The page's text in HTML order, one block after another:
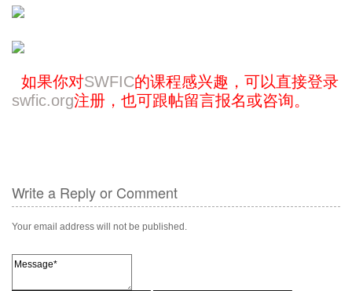
如果你对SWFIC的课程感兴趣，可以直接登录
swfic.org注册，也可跟帖留言报名或咨询。
Write a Reply or Comment
Your email address will not be published.